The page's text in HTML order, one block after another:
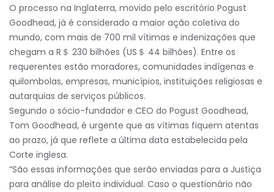
O processo na Inglaterra, movido pelo escritório Pogust
Goodhead, já é considerado a maior ação coletiva do
mundo, com mais de 700 mil vítimas e indenizações que
chegam a R＄ 230 bilhões (US＄ 44 bilhões). Entre os
requerentes estão moradores, comunidades indígenas e
quilombolas, empresas, municípios, instituições religiosas e
autarquias de serviços públicos.
Segundo o sócio-fundador e CEO do Pogust Goodhead,
Tom Goodhead, é urgente que as vítimas fiquem atentas
ao prazo, já que reflete a última data estabelecida pela
Corte inglesa.
“São essas informações que serão enviadas para a Justiça
para análise do pleito individual. Caso o questionário não